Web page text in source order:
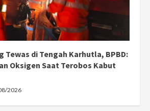
Tewas di Tengah Karhutla, BPBD:
Oksigen Saat Terobos Kabut
2026